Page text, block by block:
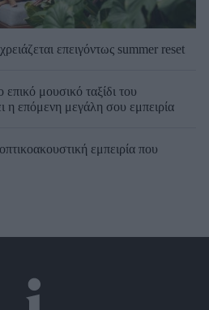
επειγόντως summer reset
μουσικό ταξίδι του
η επόμενη μεγάλη σου εμπειρία
εμπειρία που